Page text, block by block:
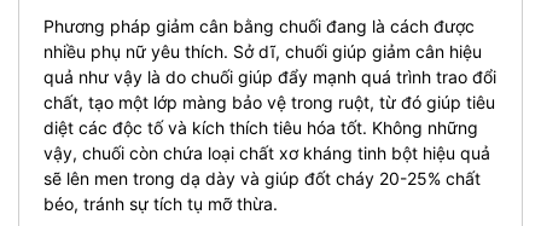
Phương pháp giảm cân bằng chuối đang là cách được
nhiều phụ nữ yêu thích. Sở dĩ, chuối giúp giảm cân hiệu
quả như vậy là do chuối giúp đẩy mạnh quá trình trao đổi
chất, tạo một lớp màng bảo vệ trong ruột, từ đó giúp tiêu
diệt các độc tố và kích thích tiêu hóa tốt. Không những
vậy, chuối còn chứa loại chất xơ kháng tinh bột hiệu quả
sẽ lên men trong dạ dày và giúp đốt cháy 20-25% chất
béo, tránh sự tích tụ mỡ thừa.